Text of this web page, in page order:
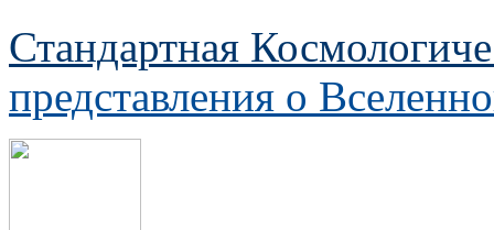
Стандартная
представления о